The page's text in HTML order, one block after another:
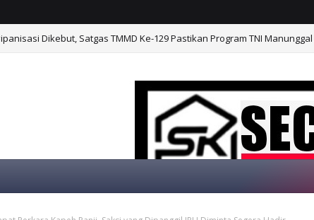
Dikebut, Satgas TMMD Ke-129 Pastikan Program TNI